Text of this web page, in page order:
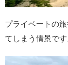
プライベートの
てしまう情景です